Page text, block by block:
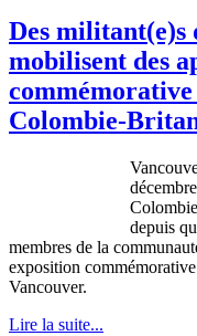
Des militant(e)s
mobilisent des
commémorative
Colombie-
depuis
membres de la
exposition
Vancouver.
Lire la suite...